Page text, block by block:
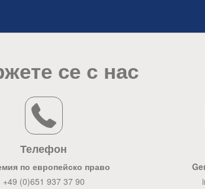
се с нас
Телефон
по европейско право
+49 (0)651 937 37 90